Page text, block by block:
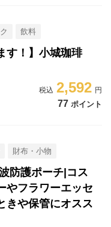
飲料
す！】小城珈琲
2,592
77 ポイント
財布・小物
防護ポーチ|コス
やフラワーエッセ
きや保管にオスス